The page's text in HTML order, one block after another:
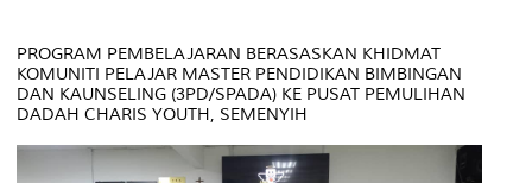
PROGRAM PEMBELAJARAN BERASASKAN KHIDMAT
KOMUNITI PELAJAR MASTER PENDIDIKAN BIMBINGAN
DAN KAUNSELING (3PD/SPADA) KE PUSAT PEMULIHAN
DADAH CHARIS YOUTH, SEMENYIH